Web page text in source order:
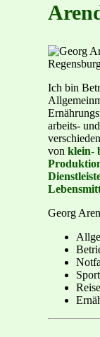
Ich bin
arbeits-
von klein-
Georg